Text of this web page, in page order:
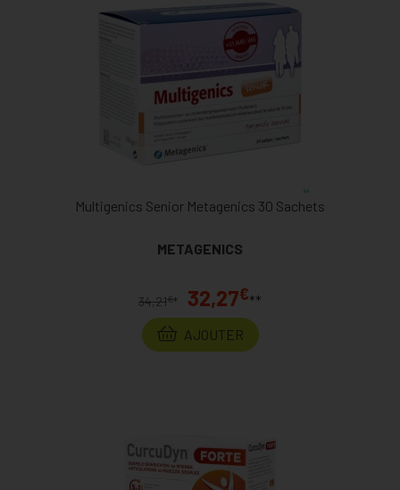
Multigenics Senior Metagenics 30 Sachets
METAGENICS
34,21€* 32,27€**
AJOUTER